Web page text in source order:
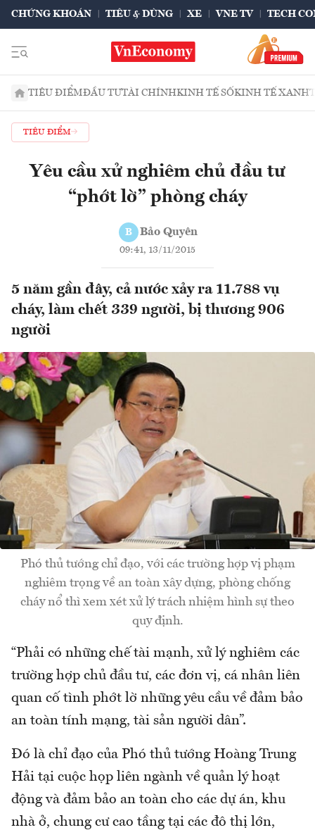
CHỨNG KHOÁN TIÊU & DÙNG XE VNE TV TECH
TIÊU ĐIỂMĐẦU TƯTÀI CHÍNHKINH TẾ SỐKINH TẾ XANH
TIÊU ĐIỂM
Yêu cầu xử nghiêm chủ đầu tư
“phớt lờ” phòng cháy
B Bảo Quyên
09:41, 13/11/2015
5 năm gần đây, cả nước xảy ra 11.788 vụ
cháy, làm chết 339 người, bị thương 906
người
Phó thủ tướng chỉ đạo, với các trường hợp vị phạm
nghiêm trọng về an toàn xây dựng, phòng chống
cháy nổ thì xem xét xử lý trách nhiệm hình sự theo
quy định.
“Phải có những chế tài mạnh, xử lý nghiêm các
trường hợp chủ đầu tư, các đơn vị, cá nhân liên
quan cố tình phớt lờ những yêu cầu về đảm bảo
an toàn tính mạng, tài sản người dân”.
Đó là chỉ đạo của Phó thủ tướng Hoàng Trung
Hải tại cuộc họp liên ngành về quản lý hoạt
động và đảm bảo an toàn cho các dự án, khu
nhà ở, chung cư cao tầng tại các đô thị lớn,